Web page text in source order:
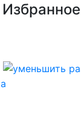
Избранное